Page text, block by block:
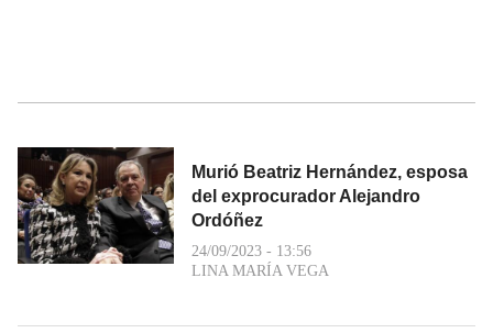
Murió Beatriz Hernández, esposa
del exprocurador Alejandro
Ordóñez
24/09/2023 - 13:56
LINA MARÍA VEGA